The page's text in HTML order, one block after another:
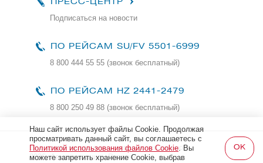
Подписаться на новости
ПО РЕЙСАМ SU/FV 5501-6999
8 800 444 55 55 (звонок бесплатный)
ПО РЕЙСАМ HZ 2441-2479
8 800 250 49 88 (звонок бесплатный)
Все права защищены и охраняются законом
2026, Авиакомпания «Россия»
Наш сайт использует файлы Cookie. Продолжая
просматривать данный сайт, вы соглашаетесь с
Политикой использования файлов Cookie. Вы
можете запретить хранение Cookie, выбрав